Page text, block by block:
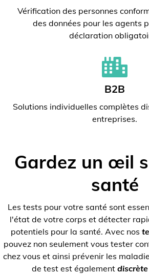
Vérification des personnes
des données pour les agents
déclaration
B2B
Solutions individuelles complètes
entreprises.
Gardez un œil
santé
Les tests pour votre santé sont
l'état de votre corps et détecter
potentiels pour la santé. Avec nos
pouvez non seulement vous tester
chez vous et ainsi prévenir les
de test est également